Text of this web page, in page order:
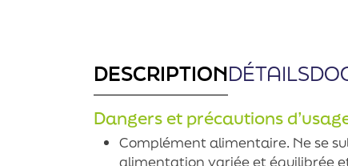
DESCRIPTIONDÉTAILS
Dangers et précautions
Complément alimentaire. Ne se
alimentation variée et équilibrée